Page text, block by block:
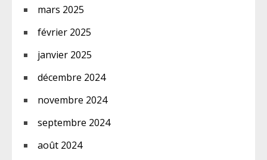
mars 2025
février 2025
janvier 2025
décembre 2024
novembre 2024
septembre 2024
août 2024